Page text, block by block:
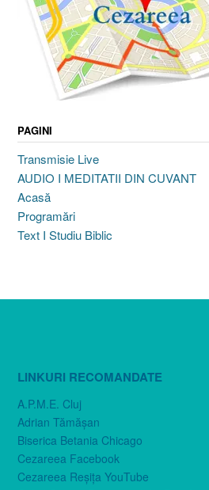
PAGINI
Transmisie Live
AUDIO I MEDITATII DIN CUVANT
Acasă
Programări
Text I Studiu Biblic
LINKURI RECOMANDATE
A.P.M.E. Cluj
Adrian Tămăşan
Biserica Betania Chicago
Cezareea Facebook
Cezareea Reşiţa YouTube